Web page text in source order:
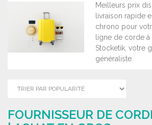
Meilleurs prix
livraison rapide
chrono pour
ligne de corde
Stocketik, votre
généraliste.
FOURNISSEUR DE